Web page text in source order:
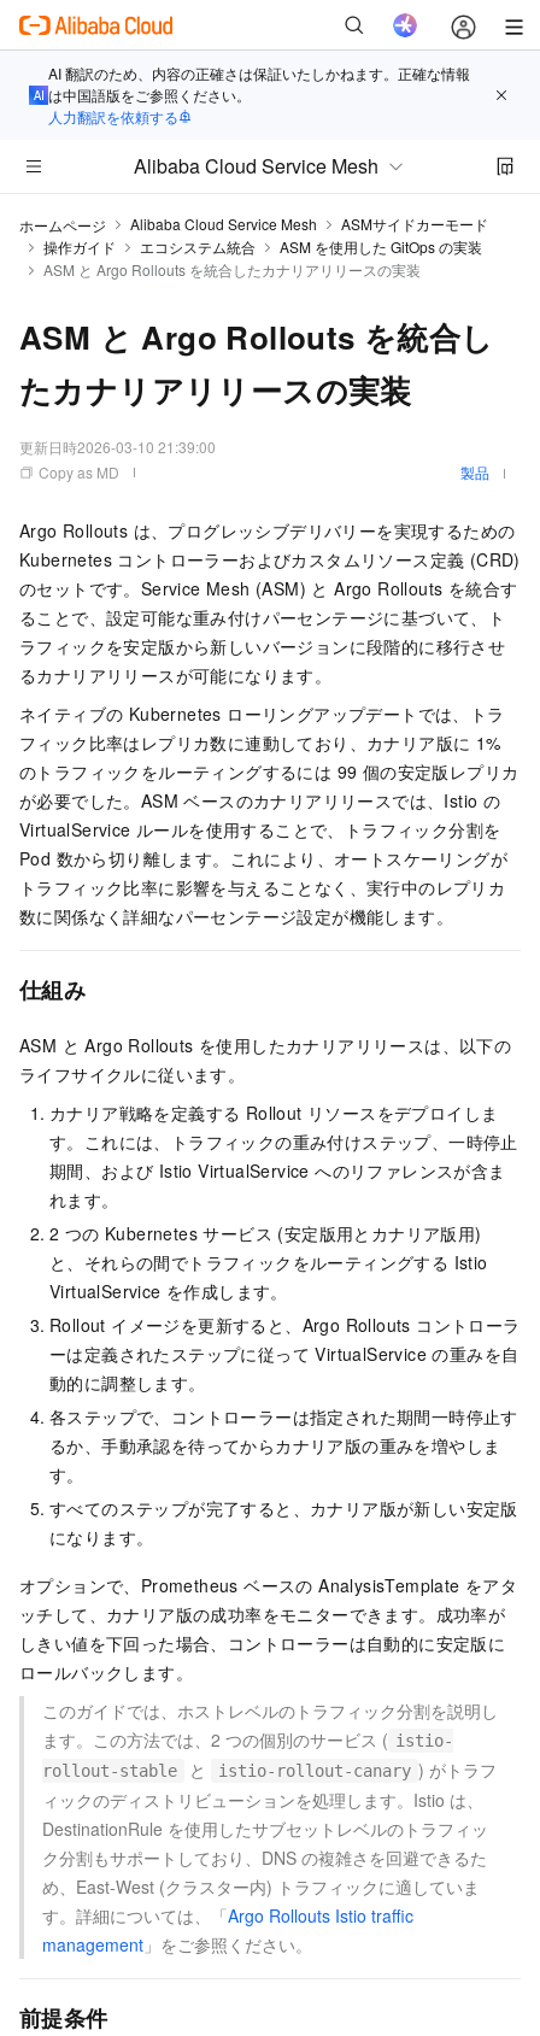
AI 翻訳のため、内容の正確さは保証いたしかねます。正確な情報
は中国語版をご参照ください。
人力翻訳を依頼する
Alibaba Cloud Service Mesh
ホームページ Alibaba Cloud Service Mesh
ASMサイドカーモード
操作ガイド
エコシステム統合
ASM を使用した GitOps の実装
ASM と Argo Rollouts を統合したカナリアリリースの実装
ASM と Argo Rollouts を統合し
たカナリアリリースの実装
更新日時2026-03-10 21:39:00
Copy as MD
製品
Argo Rollouts は、プログレッシブデリバリーを実現するための
Kubernetes コントローラーおよびカスタムリソース定義 (CRD)
のセットです。Service Mesh (ASM) と Argo Rollouts を統合す
ることで、設定可能な重み付けパーセンテージに基づいて、ト
ラフィックを安定版から新しいバージョンに段階的に移行させ
るカナリアリリースが可能になります。
ネイティブの Kubernetes ローリングアップデートでは、トラ
フィック比率はレプリカ数に連動しており、カナリア版に 1%
のトラフィックをルーティングするには 99 個の安定版レプリカ
が必要でした。ASM ベースのカナリアリリースでは、Istio の
VirtualService ルールを使用することで、トラフィック分割を
Pod 数から切り離します。これにより、オートスケーリングが
トラフィック比率に影響を与えることなく、実行中のレプリカ
数に関係なく詳細なパーセンテージ設定が機能します。
仕組み
ASM と Argo Rollouts を使用したカナリアリリースは、以下の
ライフサイクルに従います。
カナリア戦略を定義する Rollout リソースをデプロイしま
す。これには、トラフィックの重み付けステップ、一時停止
期間、および Istio VirtualService へのリファレンスが含ま
れます。
2 つの Kubernetes サービス (安定版用とカナリア版用)
と、それらの間でトラフィックをルーティングする Istio
VirtualService を作成します。
Rollout イメージを更新すると、Argo Rollouts コントローラ
ーは定義されたステップに従って VirtualService の重みを自
動的に調整します。
各ステップで、コントローラーは指定された期間一時停止す
るか、手動承認を待ってからカナリア版の重みを増やしま
す。
すべてのステップが完了すると、カナリア版が新しい安定版
になります。
オプションで、Prometheus ベースの AnalysisTemplate をアタ
ッチして、カナリア版の成功率をモニターできます。成功率が
しきい値を下回った場合、コントローラーは自動的に安定版に
ロールバックします。
このガイドでは、ホストレベルのトラフィック分割を説明し
ます。この方法では、2 つの個別のサービス ( istio-
rollout-stable
と istio-rollout-canary ) がトラフ
ィックのディストリビューションを処理します。Istio は、
DestinationRule を使用したサブセットレベルのトラフィッ
ク分割もサポートしており、DNS の複雑さを回避できるた
め、East-West (クラスター内) トラフィックに適していま
す。詳細については、「Argo Rollouts Istio traffic
management 」をご参照ください。
前提条件